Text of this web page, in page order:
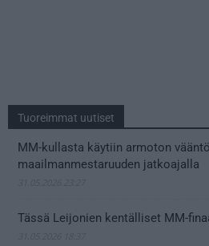
Tuoreimmat uutiset
MM-kullasta käytiin armoton
maailmanmestaruuden jatkoajalla
Tässä Leijonien kentälliset MM-